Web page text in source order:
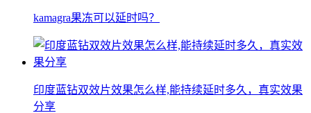
kamagra果冻可以延时吗？
印度蓝钻双效片效果怎么样,能持续延时多久，真实效果
分享